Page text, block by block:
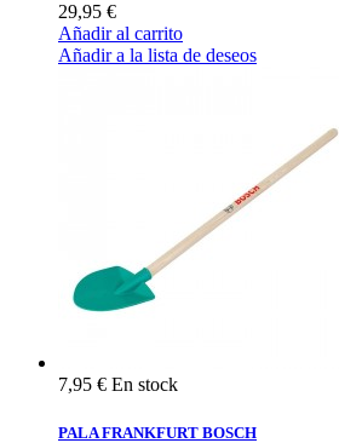
29,95 €
Añadir al carrito
Añadir a la lista de deseos
7,95 € En stock
PALA FRANKFURT BOSCH